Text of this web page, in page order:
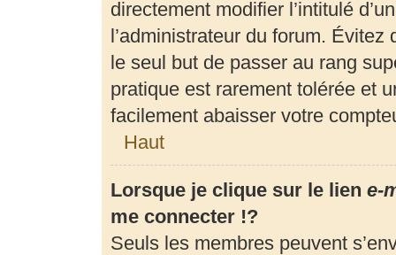
directement modifier l’intitulé
l’administrateur du forum.
le seul but de passer au rang
pratique est rarement tolérée et
facilement abaisser votre
Haut
Lorsque je clique sur le lien e-
me connecter !?
Seuls les membres peuvent